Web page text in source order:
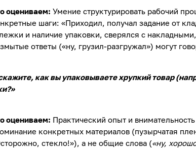
оцениваем: Умение структурировать рабочий
шаги: «Приходил, получал задание от
и наличие упаковки, сверялся с
ответы («ну, грузил-разгружал») могут
как вы упаковываете хрупкий товар
оцениваем: Практический опыт и
конкретных материалов (пузырчатая
стекло!»), а не общие слова («ну,